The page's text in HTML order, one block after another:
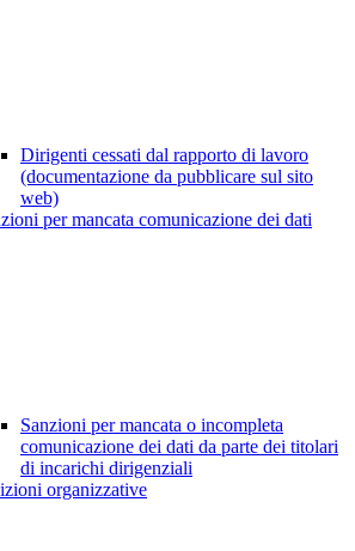
Dirigenti cessati dal rapporto di lavoro
(documentazione da pubblicare sul sito
web)
per mancata comunicazione dei dati
Sanzioni per mancata o incompleta
comunicazione dei dati da parte dei titolari
di incarichi dirigenziali
organizzative